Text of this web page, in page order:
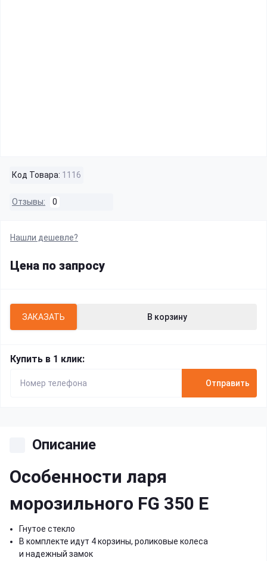
Код Товара: 1116
Отзывы: 0
Нашли дешевле?
Цена по запросу
ЗАКАЗАТЬ В корзину
Купить в 1 клик:
Отправить
Описание
Особенности ларя
морозильного FG 350 E
Гнутое стекло
В комплекте идут 4 корзины, роликовые колеса
и надежный замок